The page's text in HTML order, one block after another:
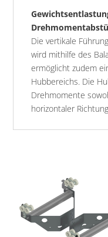
Die vertikale
wird mithilfe des
ermöglicht zudem
Hubbereichs. Die
Drehmomente
horizontaler